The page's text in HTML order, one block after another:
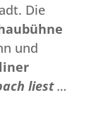
Die
und
liest…